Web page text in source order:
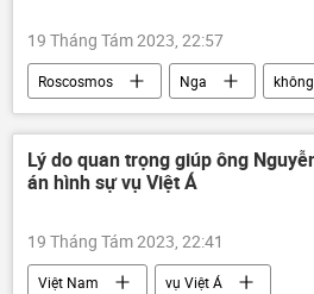
19 Tháng Tám 2023, 22:57
Roscosmos Nga
tên lửa
Thế giới
khẩn
Mặt trăng
Lý do quan trọng giúp ông
án hình sự vụ Việt Á
19 Tháng Tám 2023, 22:41
Việt Nam vụ Việt Á